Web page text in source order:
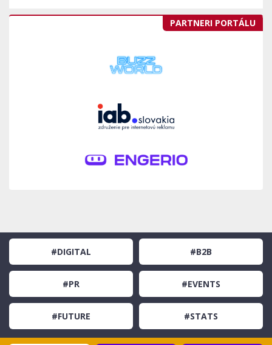
PARTNERI PORTÁLU
#DIGITAL #B2B
#PR #EVENTS
#FUTURE #STATS